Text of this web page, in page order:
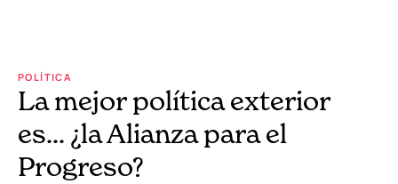
POLÍTICA
La mejor política exterior
es… ¿la Alianza para el
Progreso?